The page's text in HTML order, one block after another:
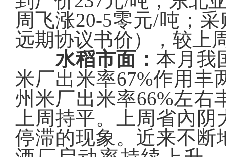
周飞涨20-5零元/吨；
远期协议书价）， 较上
水稻市面：本月我
米厂出米率67%作用丰
州 米厂出米率66%左右
上周持平。上周省內阴
停滞的现象。近来不断